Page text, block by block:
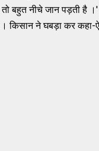
बहुत नीचे जान पड़ती है ।'
ने घबड़ा कर कहा-